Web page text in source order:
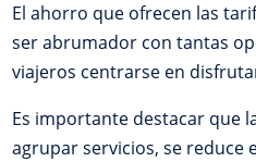
El ahorro que ofrecen las
ser abrumador con tantas
viajeros centrarse en
Es importante destacar que
agrupar servicios, se reduce